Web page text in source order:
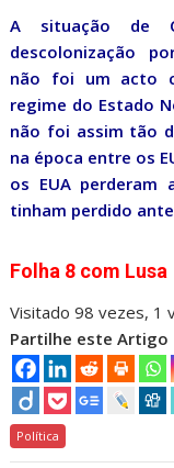
A situação de
descolonização
não foi um acto
regime do Estado
não foi assim tão
na época entre os
os EUA perderam
tinham perdido
Folha 8 com Lusa
Visitado 98 vezes, 1
Partilhe este Artigo
Política